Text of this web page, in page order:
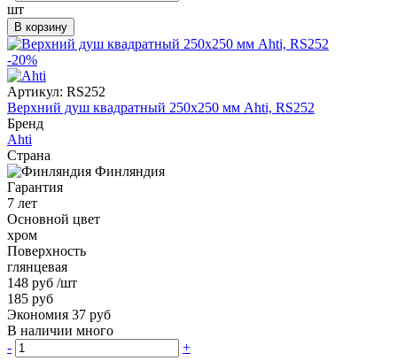
шт
В корзину
-20%
Артикул: RS252
Верхний душ квадратный 250x250 мм Ahti, RS252
Бренд
Ahti
Страна
Финляндия
Гарантия
7 лет
Основной цвет
хром
Поверхность
глянцевая
148 руб /шт
185 руб
Экономия 37 руб
В наличии много
-
+